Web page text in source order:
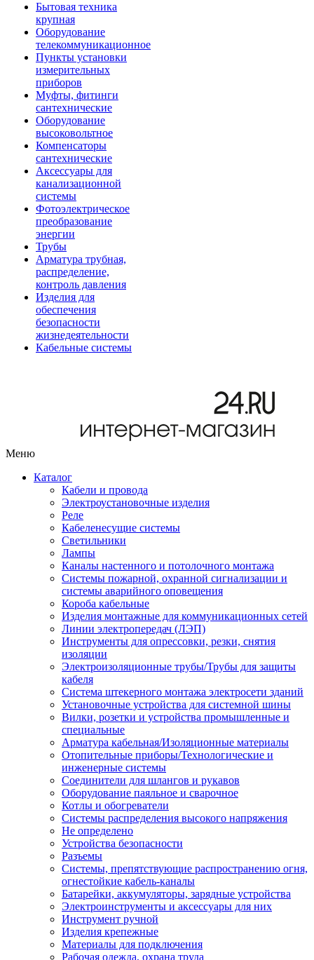
Бытовая техника
крупная
Оборудование
телекоммуникационное
Пункты установки
измерительных
приборов
Муфты, фитинги
сантехнические
Оборудование
высоковольтное
Компенсаторы
сантехнические
Аксессуары для
канализационной
системы
Фотоэлектрическое
преобразование
энергии
Трубы
Арматура трубная,
распределение,
контроль давления
Изделия для
обеспечения
безопасности
жизнедеятельности
Кабельные системы
Меню
Каталог
Кабели и провода
Электроустановочные изделия
Реле
Кабеленесущие системы
Светильники
Лампы
Каналы настенного и потолочного монтажа
Системы пожарной, охранной сигнализации и
системы аварийного оповещения
Короба кабельные
Изделия монтажные для коммуникационных сетей
Линии электропередач (ЛЭП)
Инструменты для опрессовки, резки, снятия
изоляции
Электроизоляционные трубы/Трубы для защиты
кабеля
Система штекерного монтажа электросети зданий
Установочные устройства для системной шины
Вилки, розетки и устройства промышленные и
специальные
Арматура кабельная/Изоляционные материалы
Отопительные приборы/Технологические и
инженерные системы
Соединители для шлангов и рукавов
Оборудование паяльное и сварочное
Котлы и обогреватели
Системы распределения высокого напряжения
Не определено
Устройства безопасности
Разъемы
Системы, препятствующие распространению огня,
огнестойкие кабель-каналы
Батарейки, аккумуляторы, зарядные устройства
Электроинструменты и аксессуары для них
Инструмент ручной
Изделия крепежные
Материалы для подключения
Рабочая одежда, охрана труда